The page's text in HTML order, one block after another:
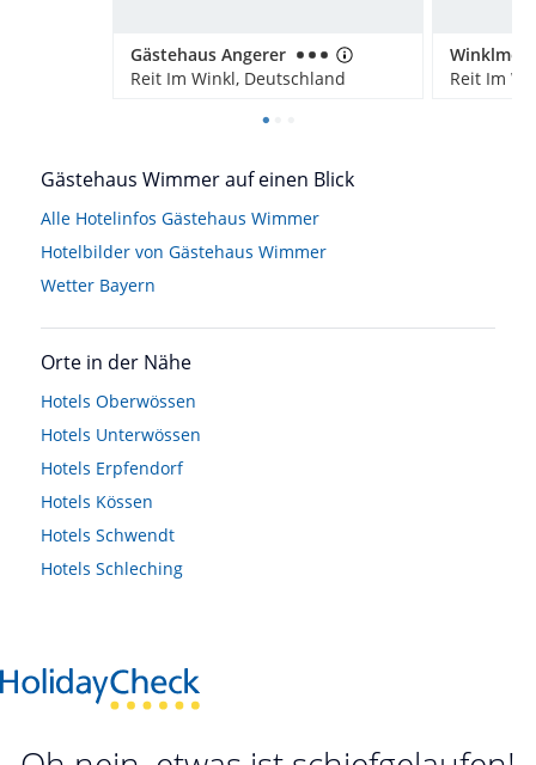
Gästehaus Angerer
Reit Im Winkl, Deutschland
Reit Im
Gästehaus Wimmer auf einen Blick
Alle Hotelinfos Gästehaus Wimmer
Hotelbilder von Gästehaus Wimmer
Wetter Bayern
Orte in der Nähe
Hotels Oberwössen
Hotels Unterwössen
Hotels Erpfendorf
Hotels Kössen
Hotels Schwendt
Hotels Schleching